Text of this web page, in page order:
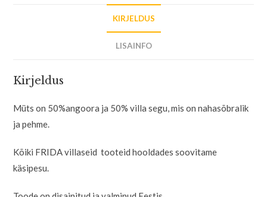
KIRJELDUS
LISAINFO
Kirjeldus
Müts on 50%angoora ja 50% villa segu, mis on nahasõbralik
ja pehme.
Kõiki FRIDA villaseid tooteid hooldades soovitame
käsipesu.